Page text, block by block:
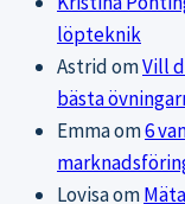
löpteknik
AstridomVill
bästa
Emmaom6
Lovisaom